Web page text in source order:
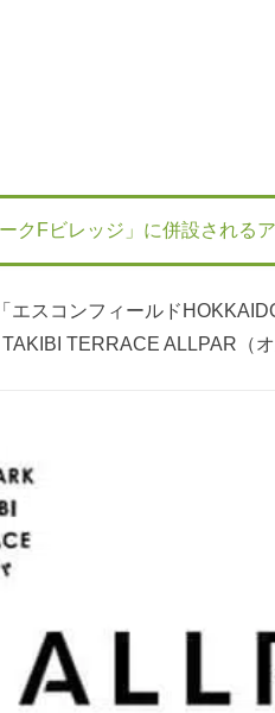
クFビレッジ」に併設される
エスコンフィールド
TERRACE ALLPAR（オ